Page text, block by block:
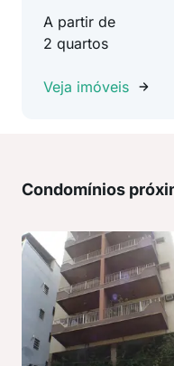
A partir de
2 quartos
Veja imóveis
Condomínios